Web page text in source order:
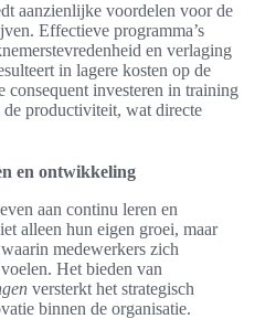
aanzienlijke voordelen voor de
Effectieve programma’s
en verlaging
in lagere kosten op de
investeren in training
de productiviteit, wat directe
en ontwikkeling
aan continu leren en
alleen hun eigen groei, maar
medewerkers zich
Het bieden van
versterkt het strategisch
binnen de organisatie.